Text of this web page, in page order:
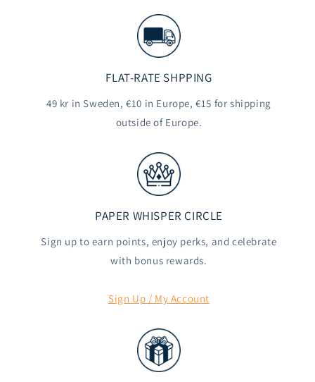
FLAT-RATE SHPPING
49 kr in Sweden, €10 in Europe, €15 for shipping
outside of Europe.
PAPER WHISPER CIRCLE
Sign up to earn points, enjoy perks, and celebrate
with bonus rewards.
Sign Up / My Account